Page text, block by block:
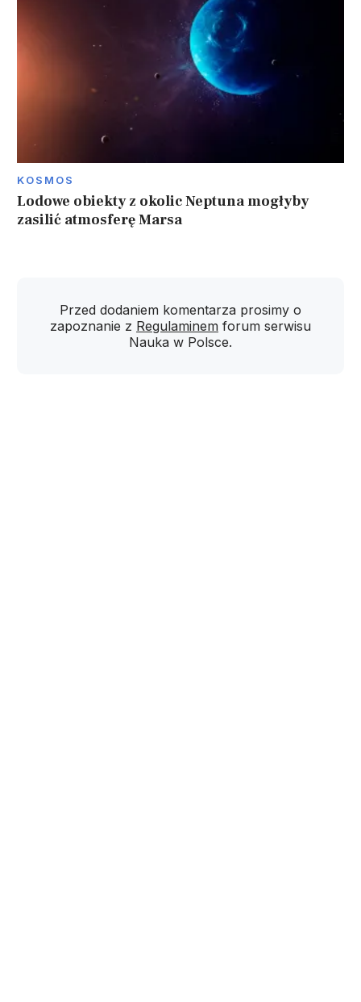
KOSMOS
Lodowe obiekty z okolic Neptuna mogłyby
zasilić atmosferę Marsa
Przed dodaniem komentarza prosimy o
zapoznanie z Regulaminem forum serwisu
Nauka w Polsce.